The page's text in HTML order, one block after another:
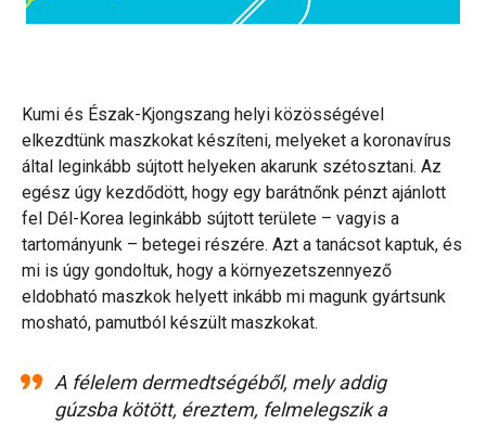
Kumi és Észak-Kjongszang helyi közösségével
elkezdtünk maszkokat készíteni, melyeket a koronavírus
által leginkább sújtott helyeken akarunk szétosztani. Az
egész úgy kezdődött, hogy egy barátnőnk pénzt ajánlott
fel Dél-Korea leginkább sújtott területe – vagyis a
tartományunk – betegei részére. Azt a tanácsot kaptuk, és
mi is úgy gondoltuk, hogy a környezetszennyező
eldobható maszkok helyett inkább mi magunk gyártsunk
mosható, pamutból készült maszkokat.
A félelem dermedtségéből, mely addig
gúzsba kötött, éreztem, felmelegszik a